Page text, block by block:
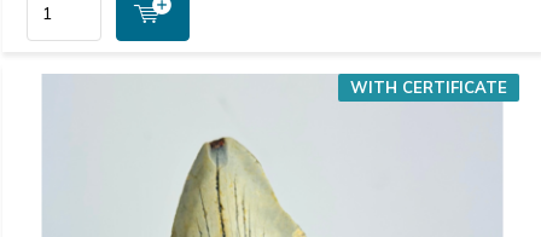
WITH CERTIFICATE